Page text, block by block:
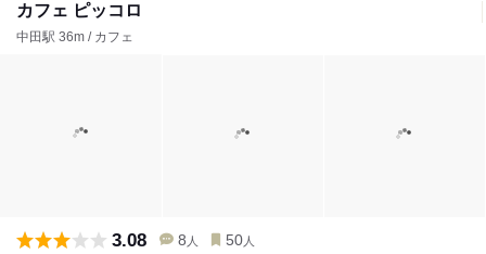
カフェ ピッコロ
中田駅 36m / カフェ
3.08 8 人 50 人